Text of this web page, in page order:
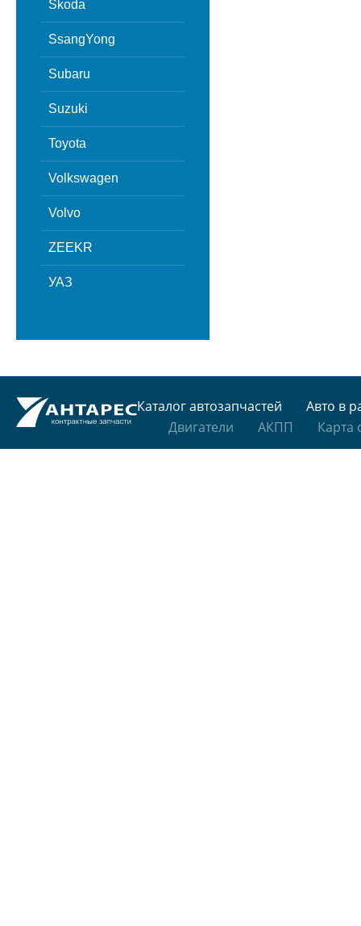
Skoda
SsangYong
Subaru
Suzuki
Toyota
Volkswagen
Volvo
ZEEKR
УАЗ
Каталог автозапчастей
Авто в
Двигатели
АКПП Карта